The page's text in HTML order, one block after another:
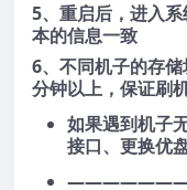
5、重启后，进入
本的信息一致
6、不同机子的存
分钟以上，保证刷
如果遇到机子
接口、更换优